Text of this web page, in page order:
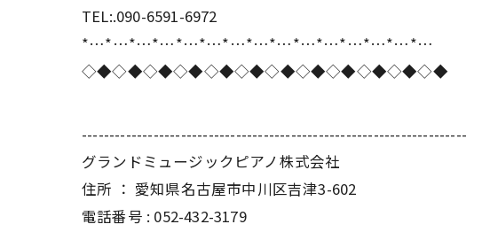
TEL:.090-6591-6972
*…*…*…*…*…*…*…*…*…*…*…*…*…*…*…
◇◆◇◆◇◆◇◆◇◆◇◆◇◆◇◆◇◆◇◆◇◆◇◆
----------------------------------------------------------------------
グランドミュージックピアノ株式会社
住所 ： 愛知県名古屋市中川区吉津3-602
電話番号 : 052-432-3179